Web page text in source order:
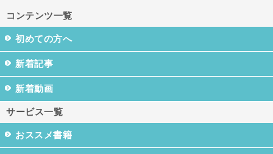
コンテンツ一覧
初めての方へ
新着記事
新着動画
サービス一覧
おススメ書籍